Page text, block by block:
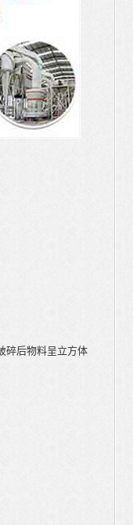
碎后物料呈立方体